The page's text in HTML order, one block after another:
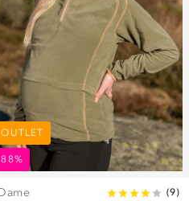
OUTLET
88%
(9)